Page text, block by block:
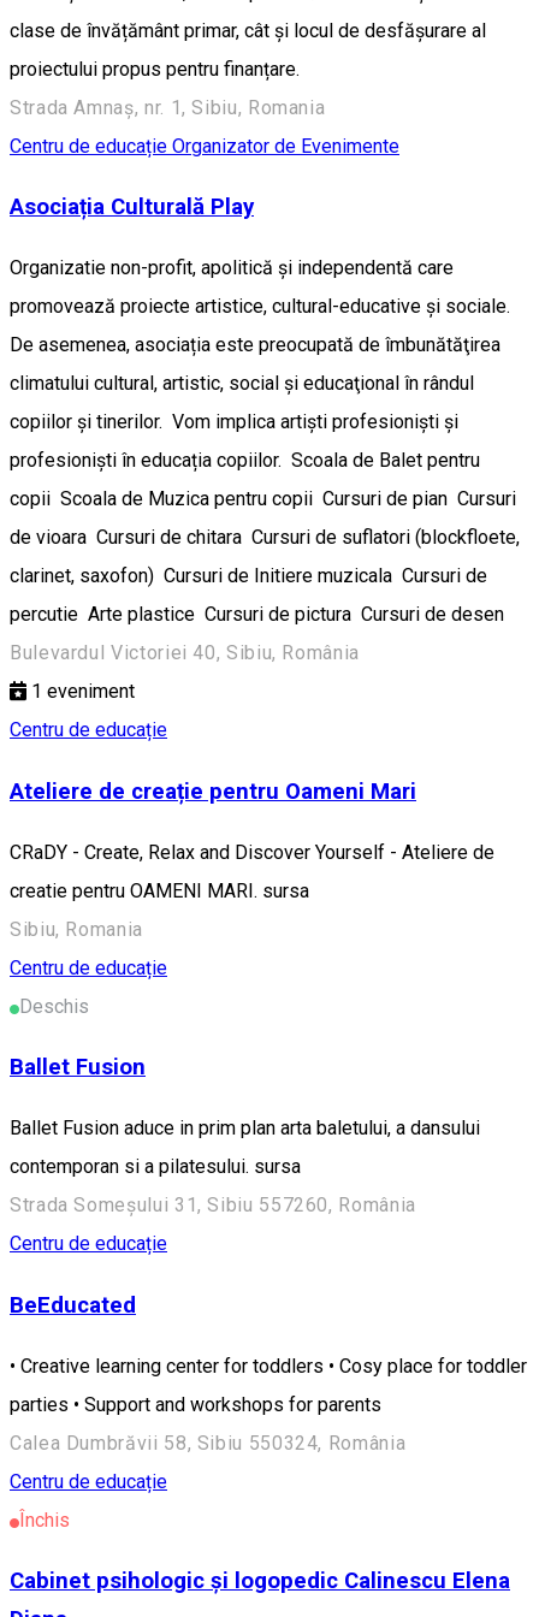
clase de învățământ primar, cât și locul de desfășurare al
proiectului propus pentru finanțare.
Strada Amnaș, nr. 1, Sibiu, Romania
Centru de educație Organizator de Evenimente
Asociația Culturală Play
Organizatie non-profit, apolitică şi independentă care
promovează proiecte artistice, cultural-educative şi sociale.
De asemenea, asociația este preocupată de îmbunătăţirea
climatului cultural, artistic, social şi educaţional în rândul
copiilor şi tinerilor. Vom implica artiști profesioniști și
profesioniști în educația copiilor. Scoala de Balet pentru
copii Scoala de Muzica pentru copii Cursuri de pian Cursuri
de vioara Cursuri de chitara Cursuri de suflatori (blockfloete,
clarinet, saxofon) Cursuri de Initiere muzicala Cursuri de
percutie Arte plastice Cursuri de pictura Cursuri de desen
Bulevardul Victoriei 40, Sibiu, România
1 eveniment
Centru de educație
Ateliere de creație pentru Oameni Mari
CRaDY - Create, Relax and Discover Yourself - Ateliere de
creatie pentru OAMENI MARI. sursa
Sibiu, Romania
Centru de educație
Deschis
Ballet Fusion
Ballet Fusion aduce in prim plan arta baletului, a dansului
contemporan si a pilatesului. sursa
Strada Someșului 31, Sibiu 557260, România
Centru de educație
BeEducated
• Creative learning center for toddlers • Cosy place for toddler
parties • Support and workshops for parents
Calea Dumbrăvii 58, Sibiu 550324, România
Centru de educație
Închis
Cabinet psihologic și logopedic Calinescu Elena